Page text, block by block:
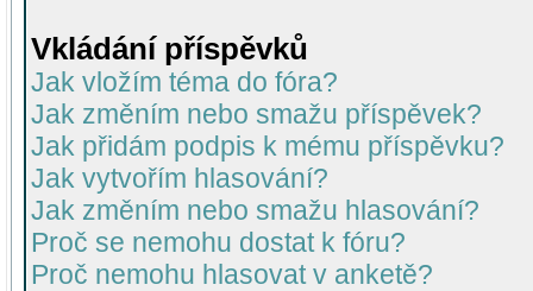
Vkládání příspěvků
Jak vložím téma do fóra?
Jak změním nebo smažu příspěvek?
Jak přidám podpis k mému příspěvku?
Jak vytvořím hlasování?
Jak změním nebo smažu hlasování?
Proč se nemohu dostat k fóru?
Proč nemohu hlasovat v anketě?